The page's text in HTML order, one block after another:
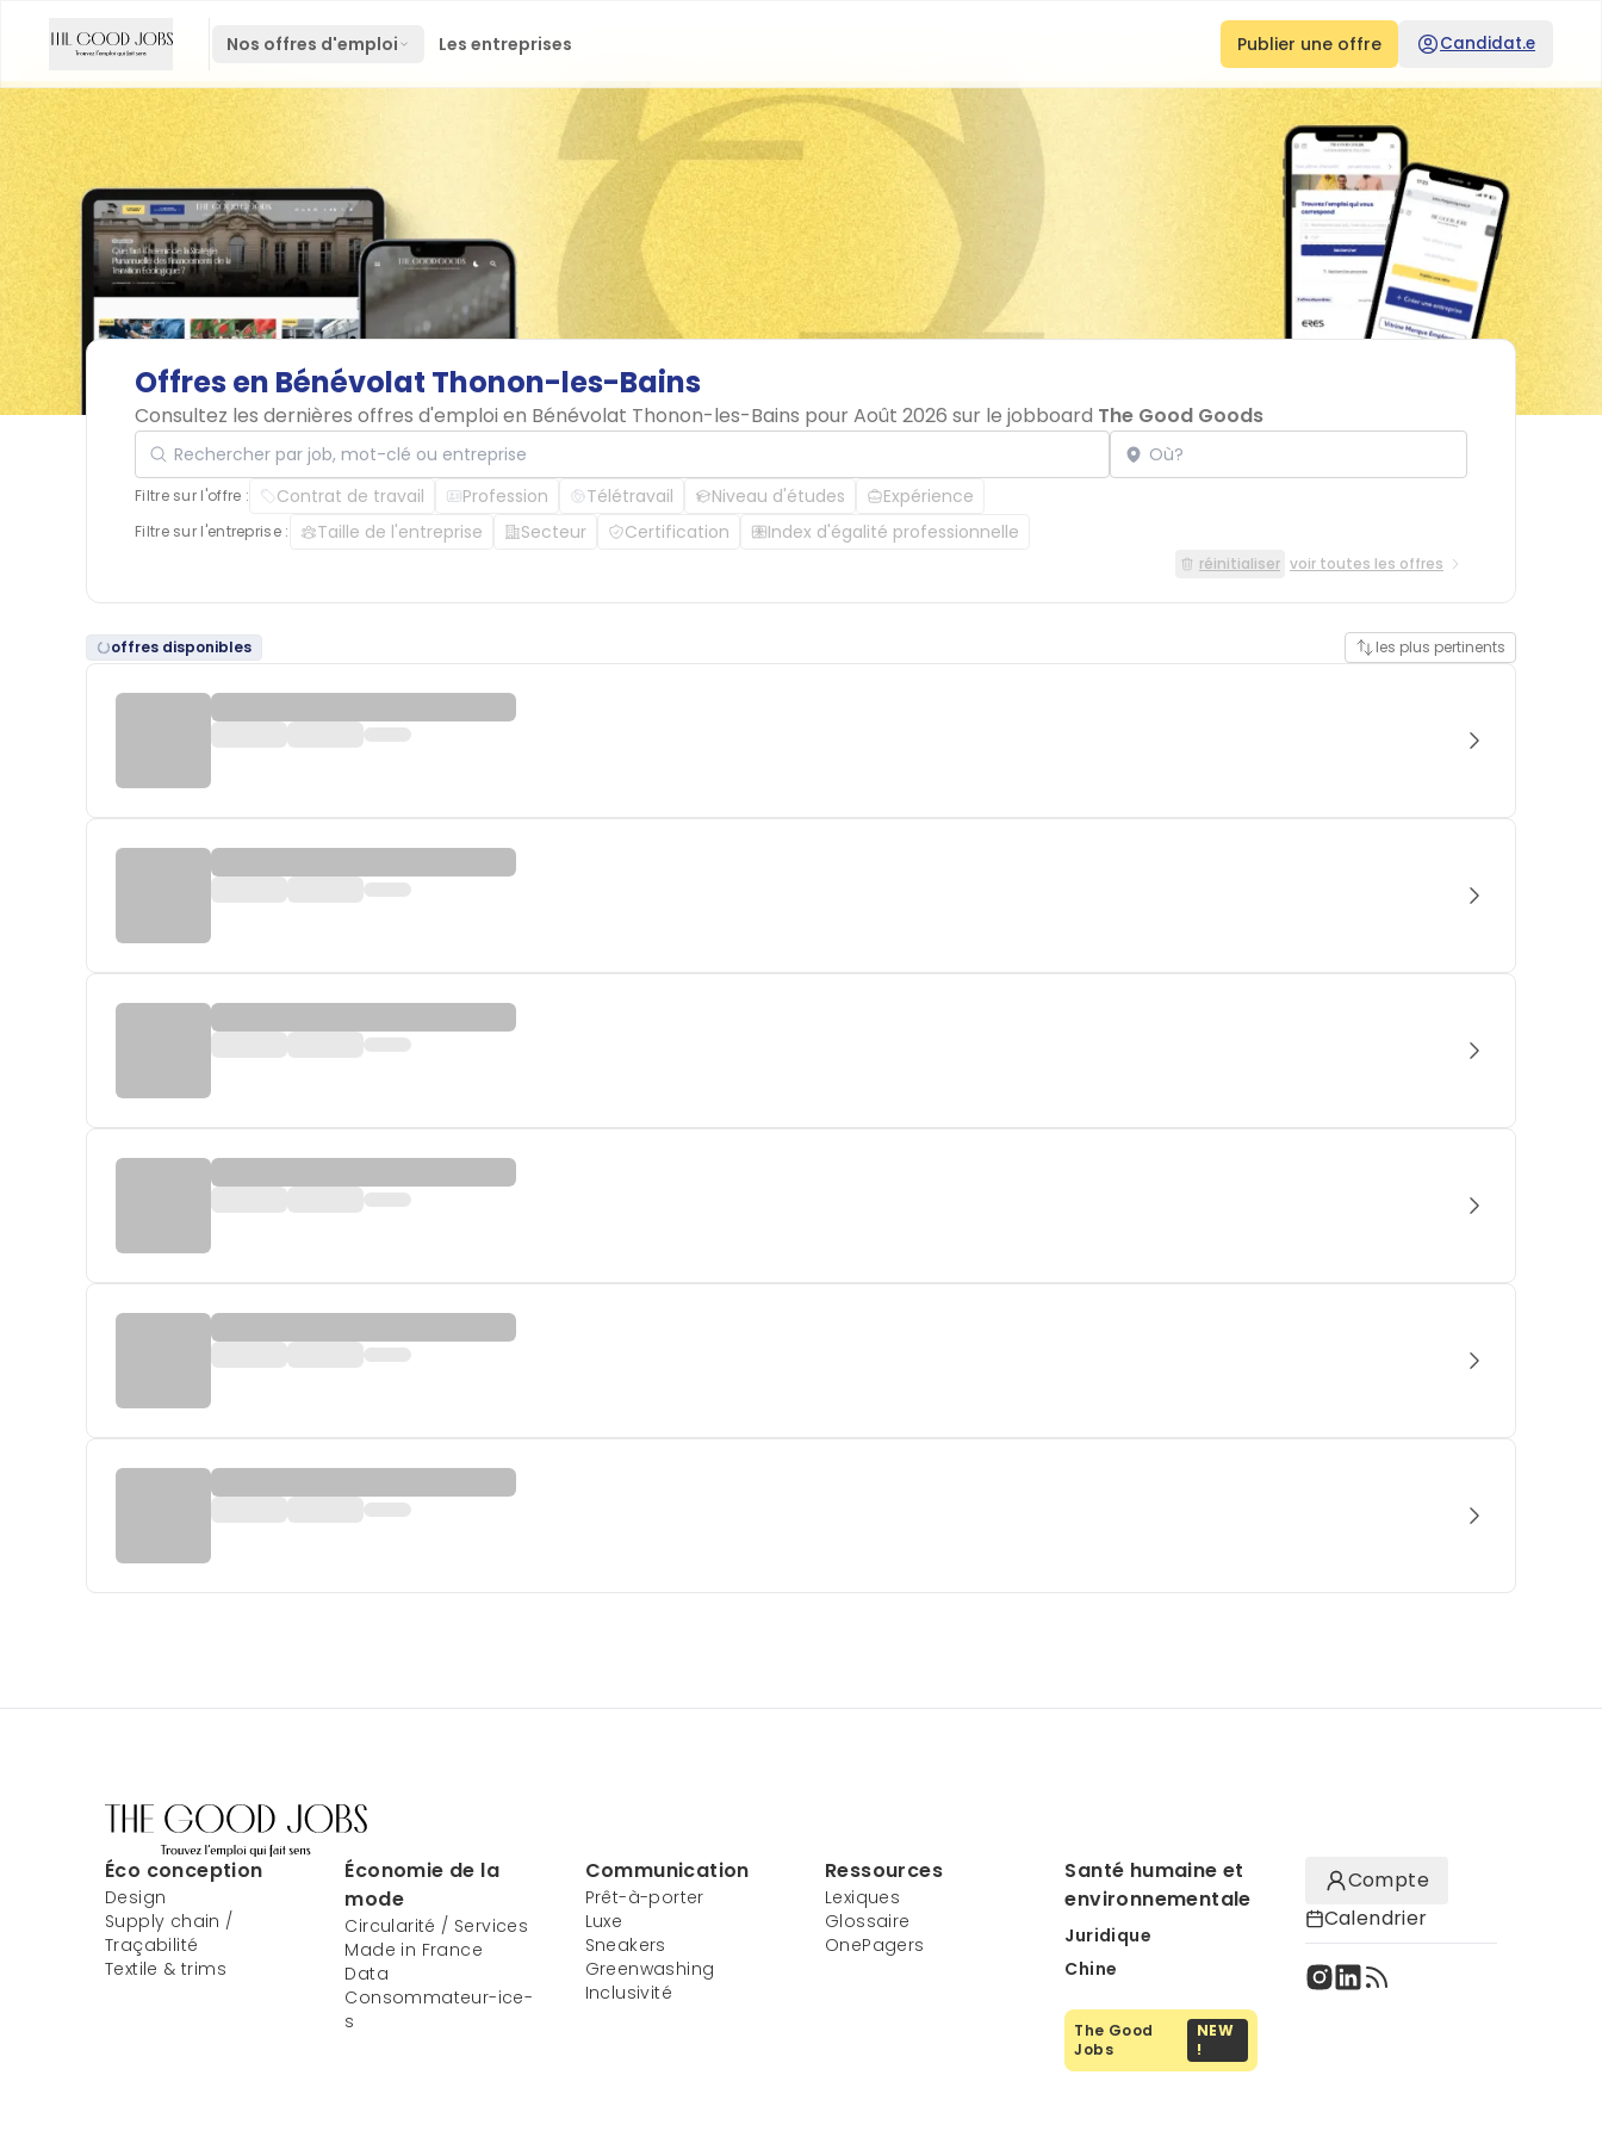
Nos offres d'emploi Les entreprises Publier une offre Candidat.e
Offres en Bénévolat Thonon-les-Bains
Consultez les dernières offres d'emploi en Bénévolat Thonon-les-Bains pour Août 2026 sur le jobboard The Good Goods
Rechercher par job, mot-clé ou entreprise Localisation
Filtre sur l'offre : Contrat de travail Profession Télétravail Niveau d'études Expérience
Filtre sur l'entreprise : Taille de l'entreprise Secteur Certification Index d'égalité professionnelle
réinitialiser voir toutes les offres
offres disponibles les plus pertinents
Éco conception
Design
Supply chain /
Traçabilité
Textile & trims
Économie de la
mode
Circularité / Services
Made in France
Data
Consommateur-ice-
s
Communication
Prêt-à-porter
Luxe
Sneakers
Greenwashing
Inclusivité
Ressources
Lexiques
Glossaire
OnePagers
Santé humaine et
environnementale
Juridique
Chine
The Good
Jobs
NEW
!
Compte
Calendrier